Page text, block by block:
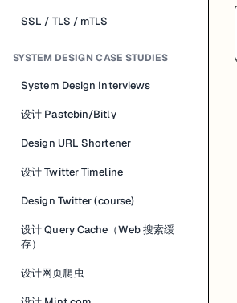
SSL / TLS / mTLS
SYSTEM DESIGN CASE STUDIES
System Design Interviews
设计 Pastebin/Bitly
Design URL Shortener
设计 Twitter Timeline
Design Twitter (course)
设计 Query Cache（Web 搜索缓
存）
设计网页爬虫